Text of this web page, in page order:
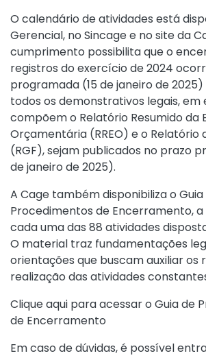
O calendário de atividades está
Gerencial, no Sincage e no site da
cumprimento possibilita que o
registros do exercício de 2024
programada (15 de janeiro de
todos os demonstrativos legais, em
compõem o Relatório Resumido da
Orçamentária (RREO) e o Relatório
(RGF), sejam publicados no prazo
de janeiro de 2025).
A Cage também disponibiliza o Guia
Procedimentos de Encerramento,
cada uma das 88 atividades
O material traz fundamentações
orientações que buscam auxiliar os
realização das atividades
Clique aqui para acessar o Guia de
de Encerramento
Em caso de dúvidas, é possível